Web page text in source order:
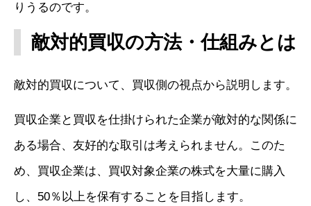
りうるのです。
敵対的買収の方法・仕組みとは
敵対的買収について、買収側の視点から説明します。
買収企業と買収を仕掛けられた企業が敵対的な関係に
ある場合、友好的な取引は考えられません。このた
め、買収企業は、買収対象企業の株式を大量に購入
し、50％以上を保有することを目指します。